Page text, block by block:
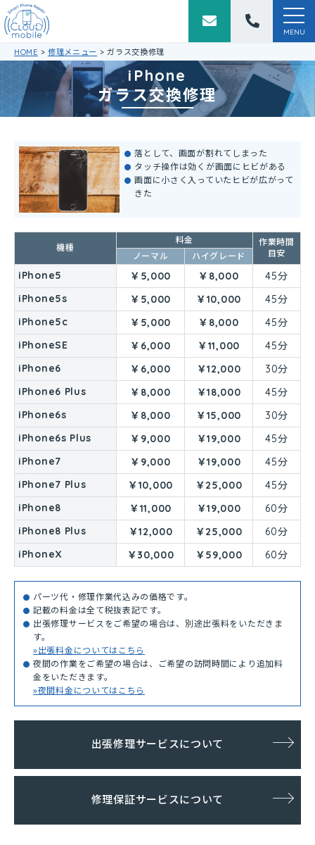
MENU
HOME > 修理メニュー >ガラス交換修理
iPhone
ガラス交換修理
落として、画面が割れてしまった
タッチ操作は効くが画面にヒビがある
画面に小さく入っていたヒビが広がって
きた
機種
料金
作業時間
目安
ノーマル ハイグレード
iPhone5 ￥5,000 ￥8,000
45分
iPhone5s
￥5,000 ￥10,000
45分
iPhone5c
￥5,000 ￥8,000
45分
iPhoneSE
￥6,000 ￥11,000
45分
iPhone6
￥6,000 ￥12,000
30分
iPhone6 Plus
￥8,000 ￥18,000
45分
iPhone6s
￥8,000 ￥15,000
30分
iPhone6s Plus
￥9,000 ￥19,000
45分
iPhone7
￥9,000 ￥19,000
45分
iPhone7 Plus
￥10,000 ￥25,000
45分
iPhone8
￥11,000 ￥19,000
60分
iPhone8 Plus
￥12,000 ￥25,000
60分
iPhoneX
￥30,000 ￥59,000 60分
パーツ代・修理作業代込みの価格です。
記載の料金は全て税抜表記です。
出張修理サービスをご希望の場合は、別途出張料をいただきま
す。
»出張料金についてはこちら
夜間の作業をご希望の場合は、ご希望の訪問時間により追加料
金をいただきます。
»夜間料金についてはこちら
出張修理サービスについて
修理保証サービスについて